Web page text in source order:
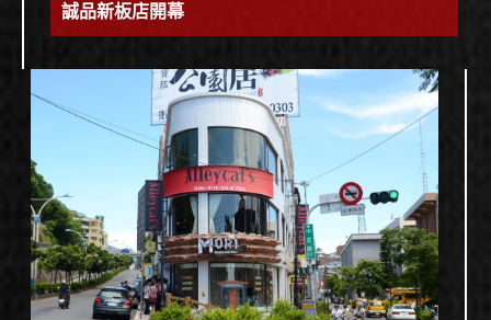
誠品新板店開幕